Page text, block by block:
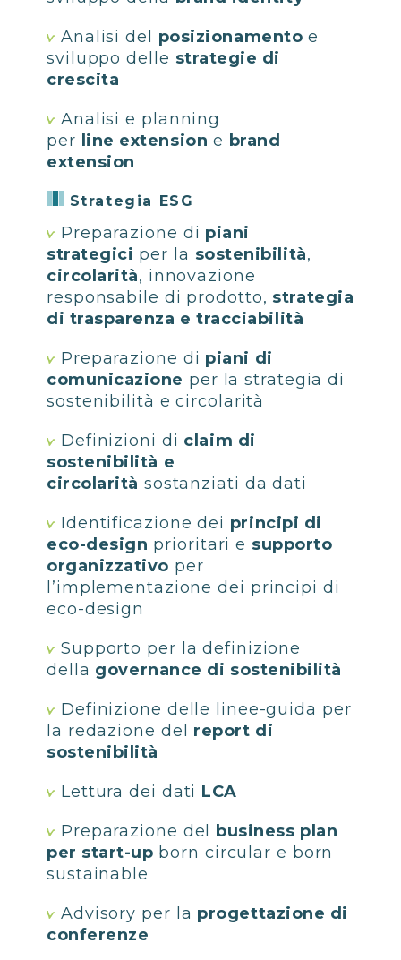
Analisi del posizionamento e
sviluppo delle strategie di
crescita
Analisi e planning
per line extension e brand
extension
Strategia ESG
Preparazione di piani
strategici per la sostenibilità,
circolarità, innovazione
responsabile di prodotto, strategia
di trasparenza e tracciabilità
Preparazione di piani di
comunicazione per la strategia di
sostenibilità e circolarità
Definizioni di claim di
sostenibilità e
circolarità sostanziati da dati
Identificazione dei principi di
eco-design prioritari e supporto
organizzativo per
l’implementazione dei principi di
eco-design
Supporto per la definizione
della governance di sostenibilità
Definizione delle linee-guida per
la redazione del report di
sostenibilità
Lettura dei dati LCA
Preparazione del
business plan
per start-up born circular e born
sustainable
Advisory per la progettazione di
conferenze